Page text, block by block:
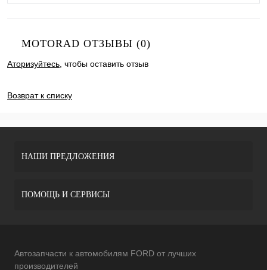
MOTORAD ОТЗЫВЫ (0)
Аторизуйтесь , чтобы оставить отзыв
Возврат к списку
НАШИ ПРЕДЛОЖЕНИЯ
ПОМОЩЬ И СЕРВИСЫ
Автозапчасти к автомобилям FORD от лучших
производителей